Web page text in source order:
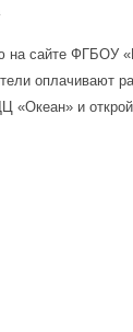
на сайте ФГБОУ
оплачивают
и